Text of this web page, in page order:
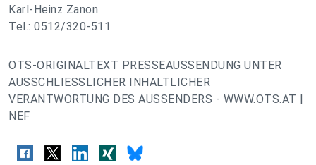
Karl-Heinz Zanon
Tel.: 0512/320-511
OTS-ORIGINALTEXT PRESSEAUSSENDUNG UNTER
AUSSCHLIESSLICHER INHALTLICHER
VERANTWORTUNG DES AUSSENDERS - WWW.OTS.AT |
NEF